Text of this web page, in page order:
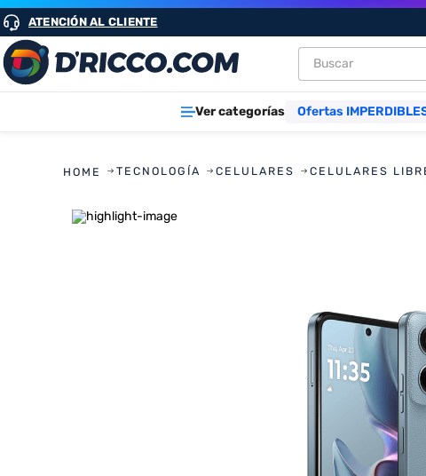
ATENCIÓN AL CLIENTE
Buscar
Ver categorías Ofertas
TECNOLOGÍA CELULARES CELULARES
TÉRMINOS MÁS
1. heladeras
7. termotanque
freidora aire
cocina
placard